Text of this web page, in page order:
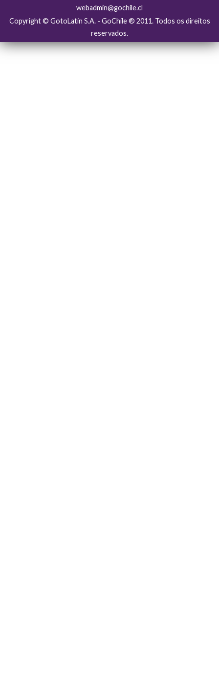
webadmin@gochile.cl
Copyright © GotoLatin S.A. - GoChile ® 2011. Todos os direitos
reservados.